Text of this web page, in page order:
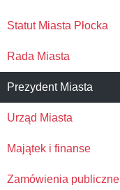
Statut Miasta Płocka
Rada Miasta
Prezydent Miasta
Urząd Miasta
Majątek i finanse
Zamówienia publiczne